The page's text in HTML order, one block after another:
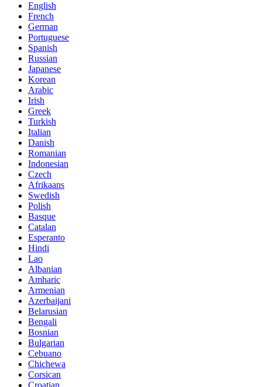
English
French
German
Portuguese
Spanish
Russian
Japanese
Korean
Arabic
Irish
Greek
Turkish
Italian
Danish
Romanian
Indonesian
Czech
Afrikaans
Swedish
Polish
Basque
Catalan
Esperanto
Hindi
Lao
Albanian
Amharic
Armenian
Azerbaijani
Belarusian
Bengali
Bosnian
Bulgarian
Cebuano
Chichewa
Corsican